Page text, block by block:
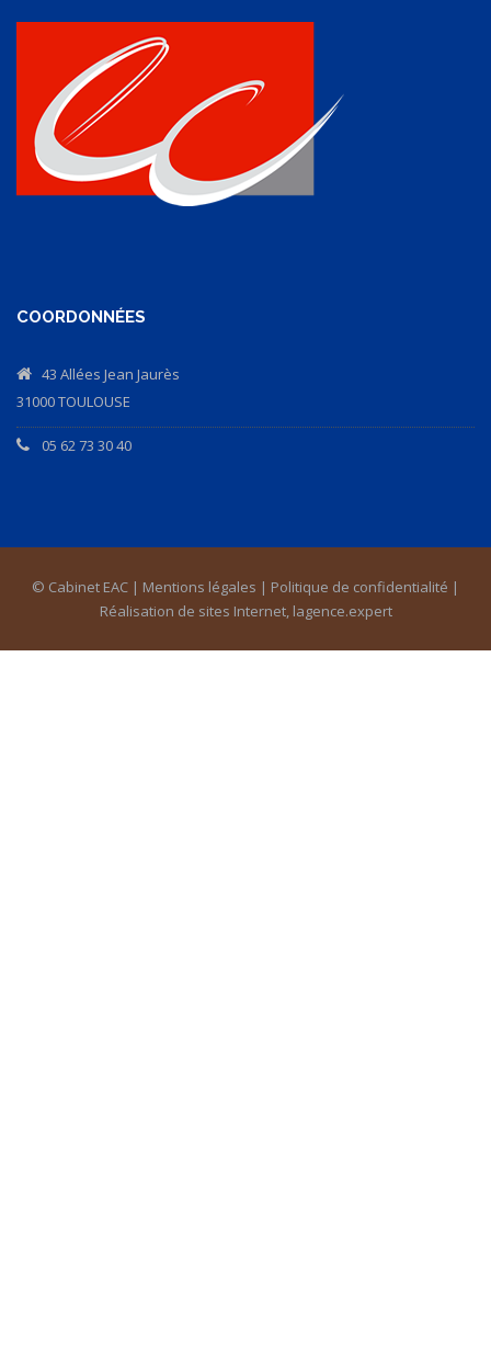
COORDONNÉES
43 Allées Jean Jaurès
31000 TOULOUSE
05 62 73 30 40
© Cabinet EAC | Mentions légales | Politique de confidentialité |
Réalisation de sites Internet, lagence.expert